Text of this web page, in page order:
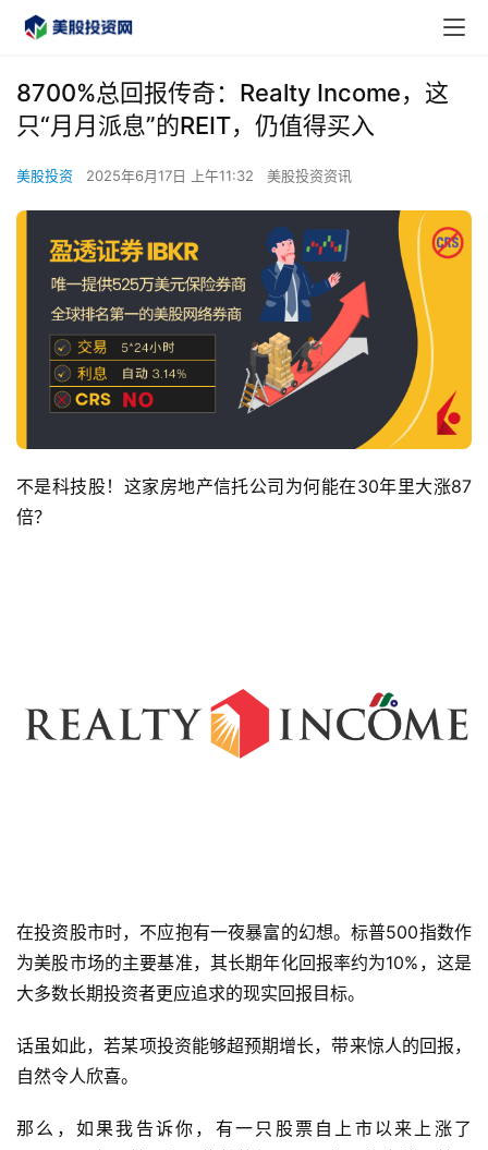
8700%总回报传奇：Realty Income，这
只“月月派息”的REIT，仍值得买入
美股投资 2025年6月17日 上午11:32 美股投资资讯
不是科技股！这家房地产信托公司为何能在30年里大涨87
倍？
在投资股市时，不应抱有一夜暴富的幻想。标普500指数作
为美股市场的主要基准，其长期年化回报率约为10%，这是
大多数长期投资者更应追求的现实回报目标。
话虽如此，若某项投资能够超预期增长，带来惊人的回报，
自然令人欣喜。
那么，如果我告诉你，有一只股票自上市以来上涨了